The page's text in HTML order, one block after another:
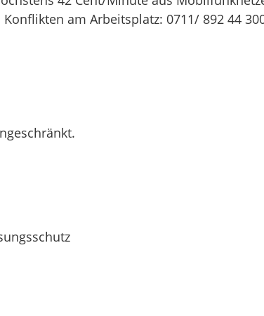
am Arbeitsplatz: 0711/ 892 44